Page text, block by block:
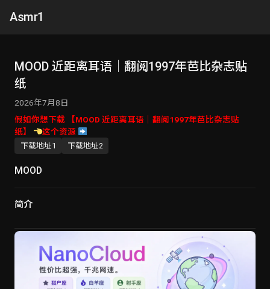
Asmr1
MOOD 近距离耳语｜翻阅1997年芭比杂志贴
纸
2026年7月8日
假如你想下载 【MOOD 近距离耳语｜翻阅1997年芭比杂志贴
纸】
这个资源
下载地址1 下载地址2
MOOD
简介